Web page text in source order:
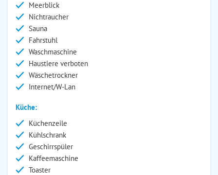
Meerblick
Nichtraucher
Sauna
Fahrstuhl
Waschmaschine
Haustiere verboten
Wäschetrockner
Internet/W-Lan
Küche:
Küchenzeile
Kühlschrank
Geschirrspüler
Kaffeemaschine
Toaster